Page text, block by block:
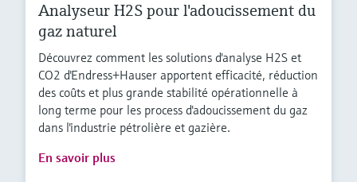
Analyseur H2S pour l'adoucissement du
gaz naturel
Découvrez comment les solutions d'analyse H2S et
CO2 d'Endress+Hauser apportent efficacité, réduction
des coûts et plus grande stabilité opérationnelle à
long terme pour les process d'adoucissement du gaz
dans l'industrie pétrolière et gazière.
En savoir plus